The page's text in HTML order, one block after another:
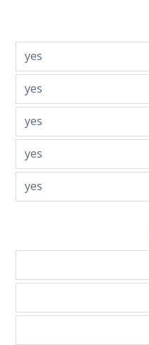
yes
yes
yes
yes
yes